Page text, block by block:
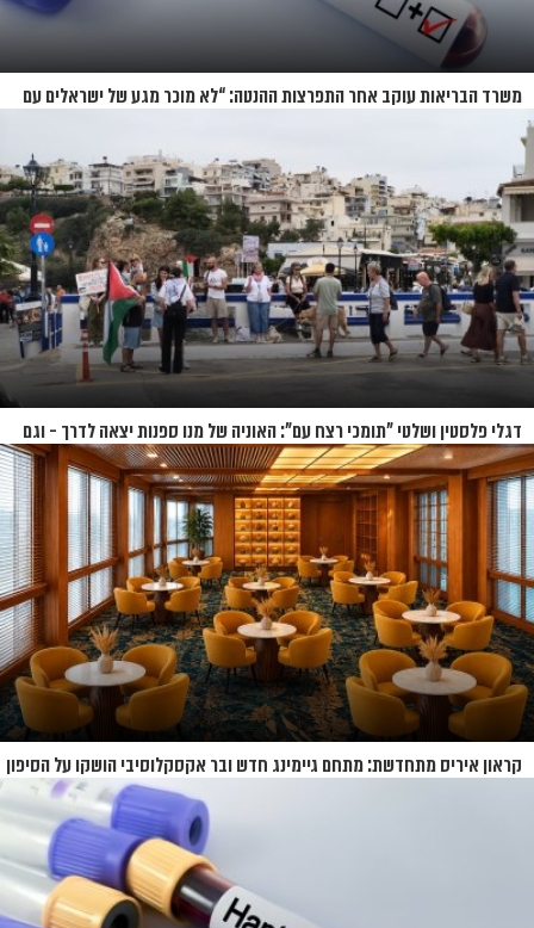
משרד הבריאות עוקב אחר התפרצות ההנטה: “לא מוכר מגע של ישראלים עם
דגלי פלסטין ושלטי "תומכי רצח עם": האוניה של מנו ספנות יצאה לדרך - וגם
המחאות
קראון איריס מתחדשת: מתחם גיימינג חדש ובר אקסקלוסיבי הושקו על הסיפון